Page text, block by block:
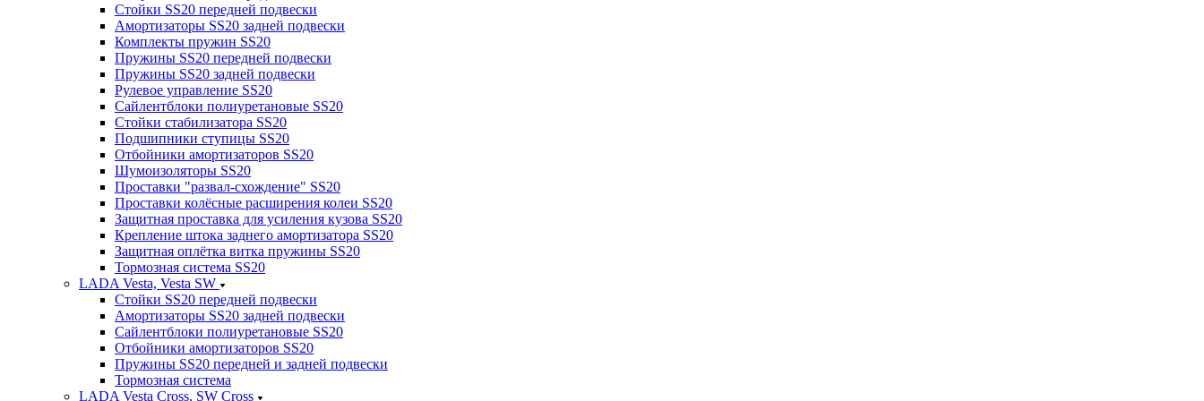
Стойки SS20 передней подвески
Амортизаторы SS20 задней подвески
Комплекты пружин SS20
Пружины SS20 передней подвески
Пружины SS20 задней подвески
Рулевое управление SS20
Сайлентблоки полиуретановые SS20
Стойки стабилизатора SS20
Подшипники ступицы SS20
Отбойники амортизаторов SS20
Шумоизоляторы SS20
Проставки "развал-схождение" SS20
Проставки колёсные расширения колеи SS20
Защитная проставка для усиления кузова SS20
Крепление штока заднего амортизатора SS20
Защитная оплётка витка пружины SS20
Тормозная система SS20
LADA Vesta, Vesta SW
Стойки SS20 передней подвески
Амортизаторы SS20 задней подвески
Сайлентблоки полиуретановые SS20
Отбойники амортизаторов SS20
Пружины SS20 передней и задней подвески
Тормозная система
LADA Vesta Cross, SW Cross